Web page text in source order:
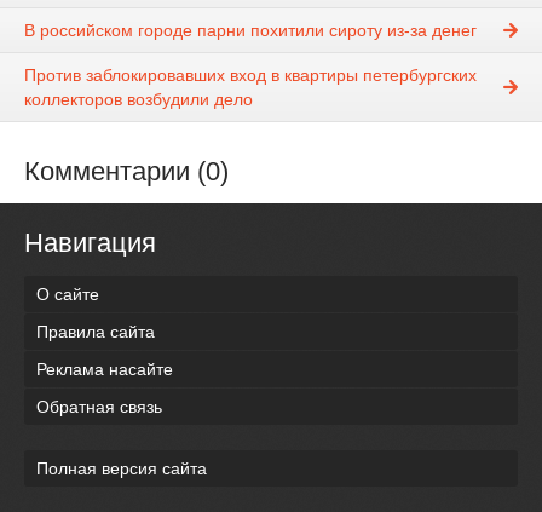
В российском городе парни похитили сироту из-за денег
Против заблокировавших вход в квартиры петербургских
коллекторов возбудили дело
Комментарии (0)
Навигация
О сайте
Правила сайта
Реклама насайте
Обратная связь
Полная версия сайта